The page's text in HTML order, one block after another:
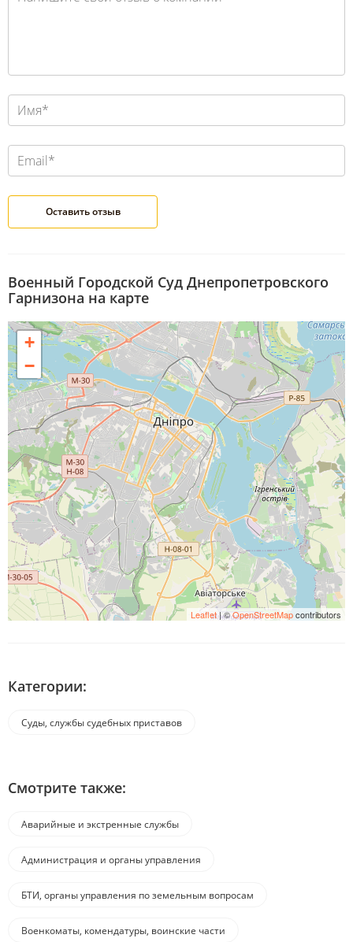
Военный Городской Суд Днепропетровского
Гарнизона на карте
+
−
Leaflet| ©OpenStreetMapcontributors
Категории:
Суды, службы судебных приставов
Смотрите также:
Аварийные и экстренные службы
Администрация и органы управления
БТИ, органы управления по земельным вопросам
Военкоматы, комендатуры, воинские части